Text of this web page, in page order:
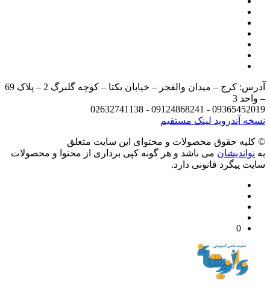
آدرس: کرج – میدان والفجر – خیابان یکتا – کوچه گلبرگ 2 – پلاک 69
3
09365452019 - 09124868241 -
آندرویدلینک مستقیم
حقوق محصولات و محتوای اين سایت متعلق
می باشد و هر گونه کپی برداری از محتوا و محصولات
پیگرد قانونی دارد.